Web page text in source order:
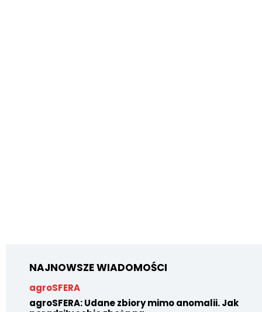
NAJNOWSZE WIADOMOŚCI
agroSFERA
agroSFERA: Udane zbiory mimo anomalii. Jak